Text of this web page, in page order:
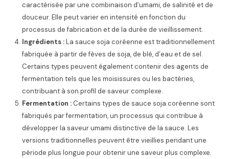
caractérisée par une combinaison d’umami, de salinité et de
douceur. Elle peut varier en intensité en fonction du
processus de fabrication et de la durée de vieillissement.
Ingrédients :La sauce soja coréenne est traditionnellement
fabriquée à partir de fèves de soja, de blé, d’eau et de sel.
Certains types peuvent également contenir des agents de
fermentation tels que les moisissures ou les bactéries,
contribuant à son profil de saveur complexe.
Fermentation : Certains types de sauce soja coréenne sont
fabriqués par fermentation, un processus qui contribue à
développer la saveur umami distinctive de la sauce. Les
versions traditionnelles peuvent être vieillies pendant une
période plus longue pour obtenir une saveur plus complexe.